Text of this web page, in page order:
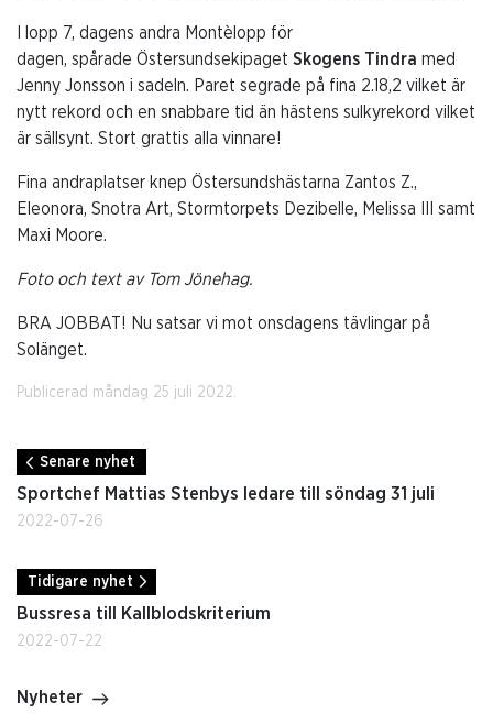
I lopp 7, dagens andra Montèlopp för
dagen, spårade Östersundsekipaget Skogens Tindra med
Jenny Jonsson i sadeln. Paret segrade på fina 2.18,2 vilket är
nytt rekord och en snabbare tid än hästens sulkyrekord vilket
är sällsynt. Stort grattis alla vinnare!
Fina andraplatser knep Östersundshästarna Zantos Z.,
Eleonora, Snotra Art, Stormtorpets Dezibelle, Melissa III samt
Maxi Moore.
Foto och text av Tom Jönehag.
BRA JOBBAT! Nu satsar vi mot onsdagens tävlingar på
Solänget.
Publicerad måndag 25 juli 2022.
Senare nyhet
Sportchef Mattias Stenbys ledare till söndag 31 juli
2022-07-26
Tidigare nyhet
Bussresa till Kallblodskriterium
2022-07-22
Nyheter